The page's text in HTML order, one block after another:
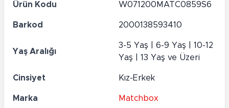
Ürün Kodu W071200MATC0859S6
Barkod 2000138593410
Yaş Aralığı
3-5 Yaş | 6-9 Yaş | 10-12
Yaş | 13 Yaş ve Üzeri
Cinsiyet Kız-Erkek
Marka Matchbox